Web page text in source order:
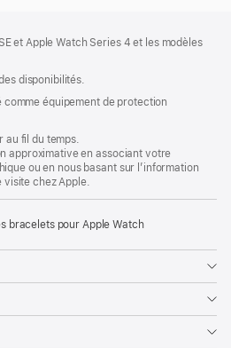
et Apple Watch Series 4 et les modèles
disponibilités.
comme équipement de protection
au fil du temps.
approximative en associant votre
ou en nous basant sur l’information
chez Apple.
bracelets pour Apple Watch